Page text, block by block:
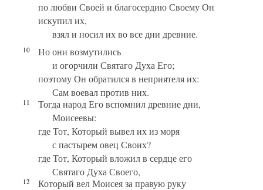
по любви Своей и благосердию Своему Он
искупил их,
взял и носил их во все дни древние.
10
Но они возмутились
и огорчили Святаго Духа Его;
поэтому Он обратился в неприятеля их:
Сам воевал против них.
11
Тогда народ Его вспомнил древние дни,
Моисеевы:
где Тот, Который вывел их из моря
с пастырем овец Своих?
где Тот, Который вложил в сердце его
Святаго Духа Своего,
12
Который вел Моисея за правую руку